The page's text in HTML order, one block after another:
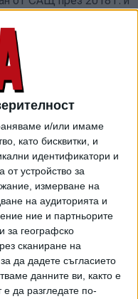
и/или имаме
като бисквитки, и
идентификатори и
устройство за
измерване на
на аудиторията и
ние и партньорите
за географско
сканиране на
да дадете съгласието
данните ви, както е
да разгледате по-
"Райфайзен" проявява
от 1,5 млрд. евро в
е свързана с
предупредиха за
която може да
ответни действия от
че продажбата
предвид
че е твърде
„придобиването на
на проверката за